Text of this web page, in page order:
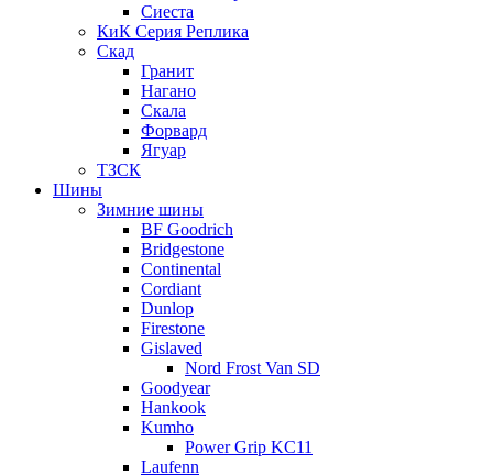
Сиеста
КиК Серия Реплика
Скад
Гранит
Нагано
Скала
Форвард
Ягуар
ТЗСК
Шины
Зимние шины
BF Goodrich
Bridgestone
Continental
Cordiant
Dunlop
Firestone
Gislaved
Nord Frost Van SD
Goodyear
Hankook
Kumho
Power Grip KC11
Laufenn